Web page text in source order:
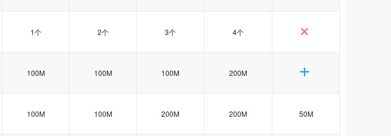
1个 2个 3个 4个
100M 100M 100M 200M
100M 100M 200M 200M 50M